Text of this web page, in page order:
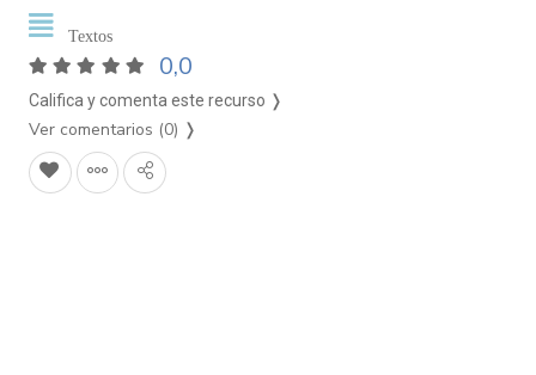
Textos
0,0
Califica y comenta este recurso ❭
Ver comentarios (0) ❭